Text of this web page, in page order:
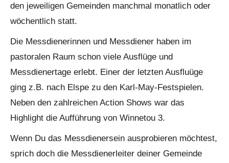
den jeweiligen Gemeinden manchmal monatlich oder
wöchentlich statt.
Die Messdienerinnen und Messdiener haben im
pastoralen Raum schon viele Ausflüge und
Messdienertage erlebt. Einer der letzten Ausfluüge
ging z.B. nach Elspe zu den Karl-May-Festspielen.
Neben den zahlreichen Action Shows war das
Highlight die Aufführung von Winnetou 3.
Wenn Du das Messdienersein ausprobieren möchtest,
sprich doch die Messdienerleiter deiner Gemeinde